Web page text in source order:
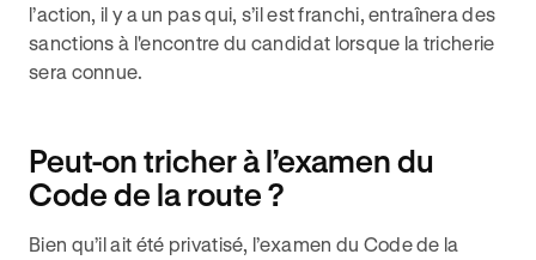
l’action, il y a un pas qui, s’il est franchi, entraînera des
sanctions à l'encontre du candidat lorsque la tricherie
sera connue.
Peut-on tricher à l’examen du
Code de la route ?
Bien qu’il ait été privatisé, l’examen du Code de la